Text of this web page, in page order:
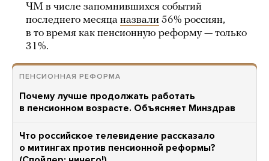
ЧМ в числе запомнившихся событий
последнего месяца назвали 56% россиян,
в то время как пенсионную реформу — только
31%.
ПЕНСИОННАЯ РЕФОРМА
Почему лучше продолжать работать
в пенсионном возрасте. Объясняет Минздрав
Что российское телевидение рассказало
о митингах против пенсионной реформы?